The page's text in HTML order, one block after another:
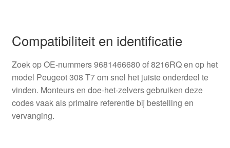
Compatibiliteit en identificatie
Zoek op OE-nummers 9681466680 of 8216RQ en op het
model Peugeot 308 T7 om snel het juiste onderdeel te
vinden. Monteurs en doe-het-zelvers gebruiken deze
codes vaak als primaire referentie bij bestelling en
vervanging.